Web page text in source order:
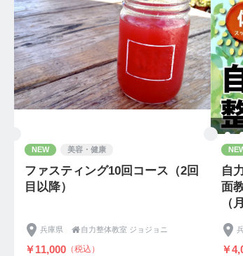
NEW 美容・健康
ファスティング10回コース（2回
目以降）
兵庫県 自力整体教室 ジョジョニ
￥11,000 （税込）
自
面
（
￥